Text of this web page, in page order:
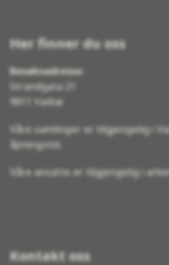
Her finner du oss
Besøksadresse
Strandgata 21
9811 Vadsø
Våre samlinger er tilgjengelig i
åpningstid.
Våre ansatte er tilgjengelig i
Kontakt oss